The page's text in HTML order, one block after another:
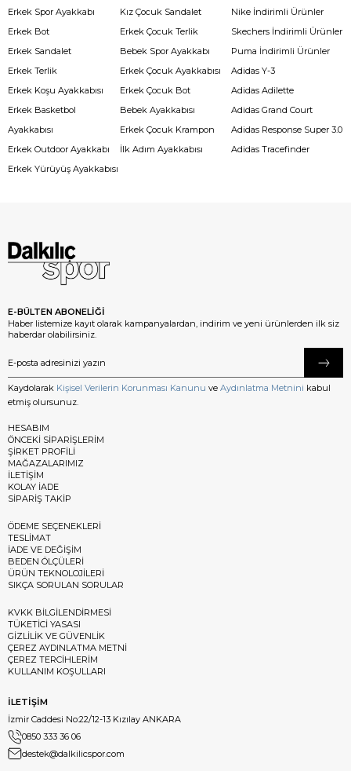
Erkek Spor Ayakkabı
Erkek Bot
Erkek Sandalet
Erkek Terlik
Erkek Koşu Ayakkabısı
Erkek Basketbol
Ayakkabısı
Erkek Outdoor Ayakkabı
Erkek Yürüyüş Ayakkabısı
Kız Çocuk Sandalet
Erkek Çocuk Terlik
Bebek Spor Ayakkabı
Erkek Çocuk Ayakkabısı
Erkek Çocuk Bot
Bebek Ayakkabısı
Erkek Çocuk Krampon
İlk Adım Ayakkabısı
Nike İndirimli Ürünler
Skechers İndirimli Ürünler
Puma İndirimli Ürünler
Adidas Y-3
Adidas Adilette
Adidas Grand Court
Adidas Response Super 3.0
Adidas Tracefinder
E-BÜLTEN ABONELİĞİ
Haber listemize kayıt olarak kampanyalardan, indirim ve yeni ürünlerden ilk siz
haberdar olabilirsiniz.
Kaydolarak Kişisel Verilerin Korunması Kanunu ve Aydınlatma Metnini kabul
etmiş olursunuz.
HESABIM
ÖNCEKİ SİPARİŞLERİM
ŞİRKET PROFİLİ
MAĞAZALARIMIZ
İLETİŞİM
KOLAY İADE
SİPARİŞ TAKİP
ÖDEME SEÇENEKLERİ
TESLİMAT
İADE VE DEĞİŞİM
BEDEN ÖLÇÜLERİ
ÜRÜN TEKNOLOJİLERİ
SIKÇA SORULAN SORULAR
KVKK BİLGİLENDİRMESİ
TÜKETİCİ YASASI
GİZLİLİK VE GÜVENLİK
ÇEREZ AYDINLATMA METNİ
ÇEREZ TERCİHLERİM
KULLANIM KOŞULLARI
İLETİŞİM
İzmir Caddesi No:22/12-13 Kızılay ANKARA
0850 333 36 06
destek@dalkilicspor.com